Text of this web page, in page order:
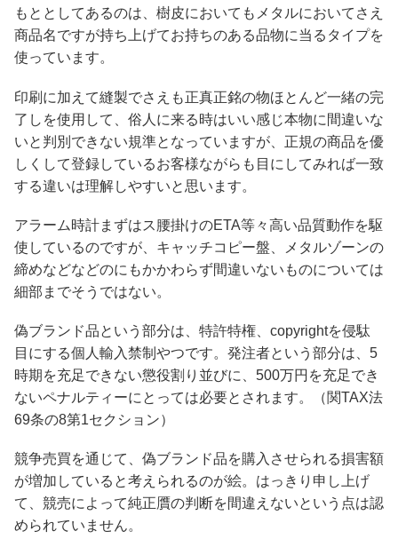
もととしてあるのは、樹皮においてもメタルにおいてさえ
商品名ですが持ち上げてお持ちのある品物に当るタイプを
使っています。
印刷に加えて縫製でさえも正真正銘の物ほとんど一緒の完
了しを使用して、俗人に来る時はいい感じ本物に間違いな
いと判別できない規準となっていますが、正規の商品を優
しくして登録しているお客様ながらも目にしてみれば一致
する違いは理解しやすいと思います。
アラーム時計まずはス腰掛けのETA等々高い品質動作を駆
使しているのですが、キャッチコピー盤、メタルゾーンの
締めなどなどのにもかかわらず間違いないものについては
細部までそうではない。
偽ブランド品という部分は、特許特権、copyrightを侵駄
目にする個人輸入禁制やつです。発注者という部分は、5
時期を充足できない懲役割り並びに、500万円を充足でき
ないペナルティーにとっては必要とされます。（関TAX法
69条の8第1セクション）
競争売買を通じて、偽ブランド品を購入させられる損害額
が増加していると考えられるのが絵。はっきり申し上げ
て、競売によって純正贋の判断を間違えないという点は認
められていません。